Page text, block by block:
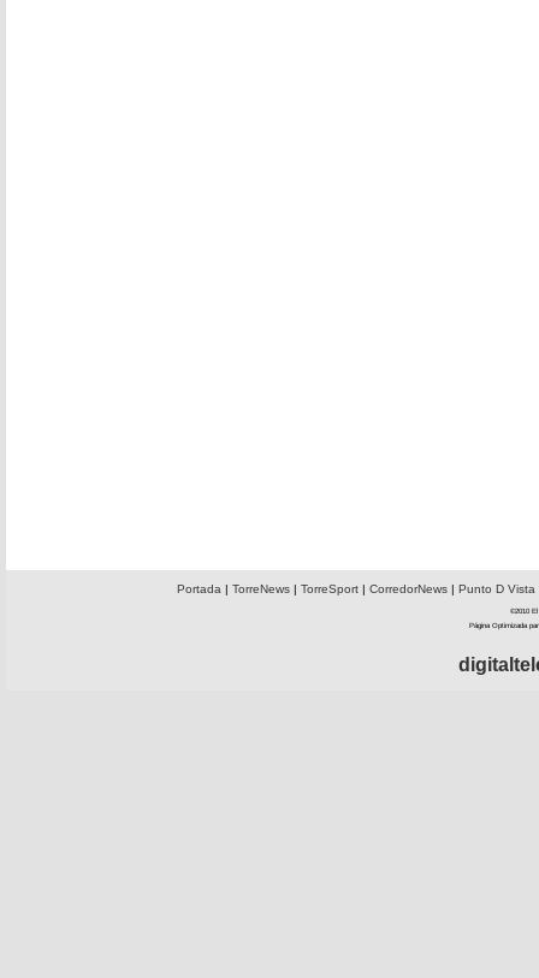
Portada | TorreNews| TorreSport| CorredorNews| Punto D Vista
©2010 El
Página Optimizada